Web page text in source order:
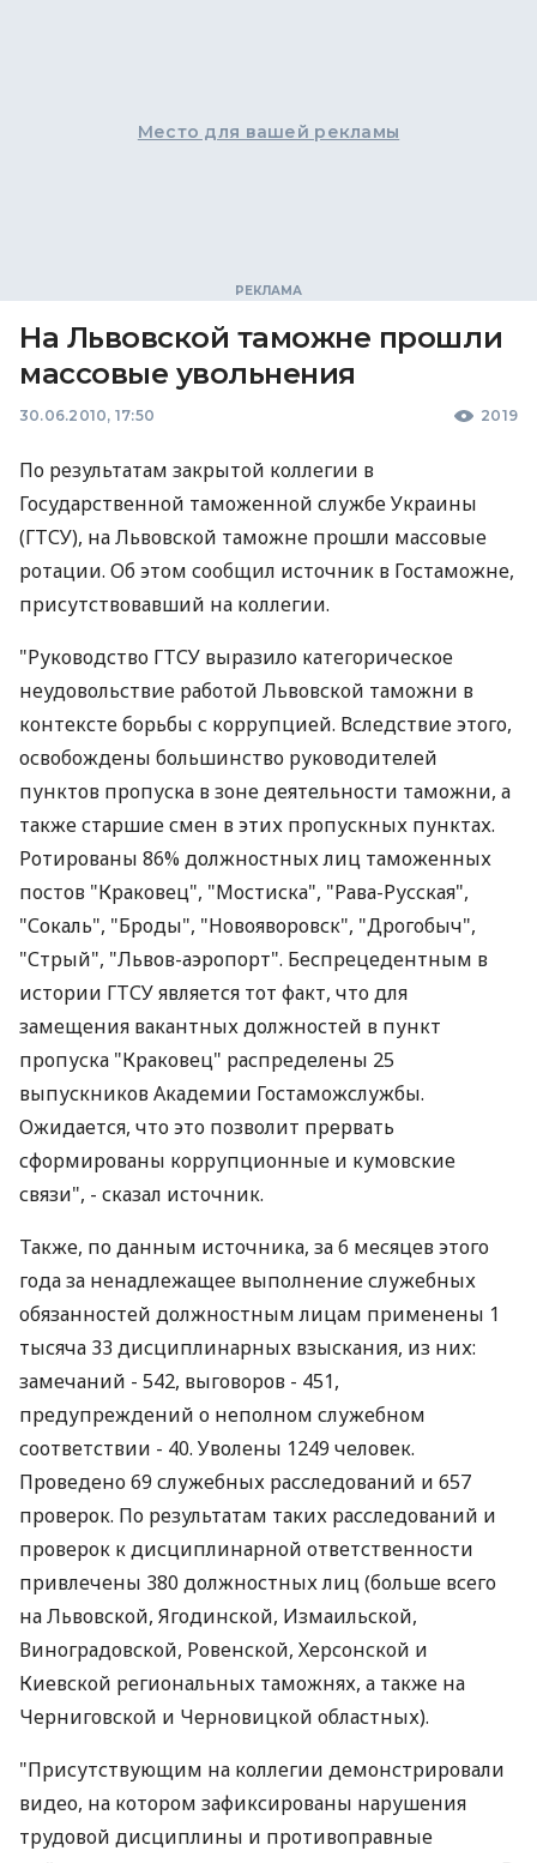
Место для вашей рекламы
На Львовской таможне прошли
массовые увольнения
30.06.2010, 17:50 2019
По результатам закрытой коллегии в
Государственной таможенной службе Украины
(ГТСУ), на Львовской таможне прошли массовые
ротации. Об этом сообщил источник в Гостаможне,
присутствовавший на коллегии.
"Руководство ГТСУ выразило категорическое
неудовольствие работой Львовской таможни в
контексте борьбы с коррупцией. Вследствие этого,
освобождены большинство руководителей
пунктов пропуска в зоне деятельности таможни, а
также старшие смен в этих пропускных пунктах.
Ротированы 86% должностных лиц таможенных
постов "Краковец", "Мостиска", "Рава-Русская",
"Сокаль", "Броды", "Новояворовск", "Дрогобыч",
"Стрый", "Львов-аэропорт". Беспрецедентным в
истории ГТСУ является тот факт, что для
замещения вакантных должностей в пункт
пропуска "Краковец" распределены 25
выпускников Академии Гостаможслужбы.
Ожидается, что это позволит прервать
сформированы коррупционные и кумовские
связи", - сказал источник.
Также, по данным источника, за 6 месяцев этого
года за ненадлежащее выполнение служебных
обязанностей должностным лицам применены 1
тысяча 33 дисциплинарных взыскания, из них:
замечаний - 542, выговоров - 451,
предупреждений о неполном служебном
соответствии - 40. Уволены 1249 человек.
Проведено 69 служебных расследований и 657
проверок. По результатам таких расследований и
проверок к дисциплинарной ответственности
привлечены 380 должностных лиц (больше всего
на Львовской, Ягодинской, Измаильской,
Виноградовской, Ровенской, Херсонской и
Киевской региональных таможнях, а также на
Черниговской и Черновицкой областных).
"Присутствующим на коллегии демонстрировали
видео, на котором зафиксированы нарушения
трудовой дисциплины и противоправные